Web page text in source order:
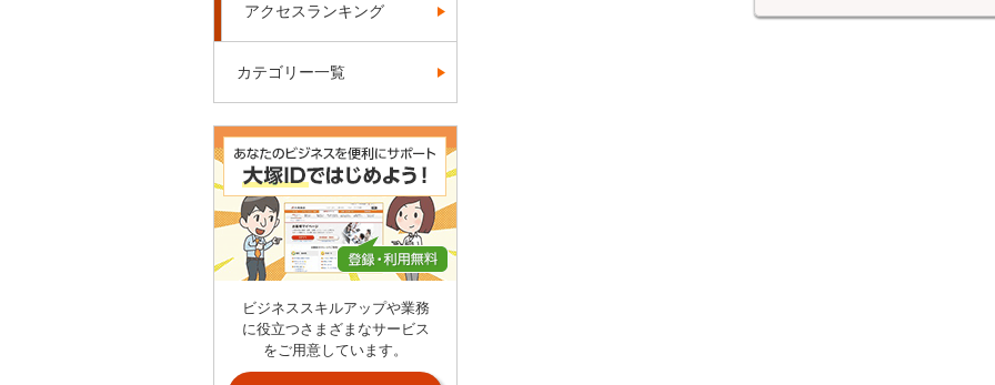
アクセスランキング
カテゴリー一覧
ビジネススキルアップや業務
に役立つさまざまなサービス
をご用意しています。